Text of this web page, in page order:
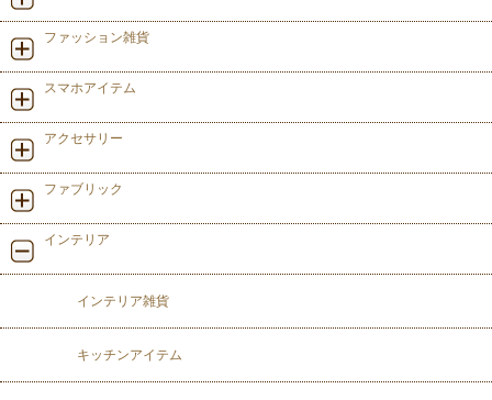
ファッション雑貨
スマホアイテム
アクセサリー
ファブリック
インテリア
インテリア雑貨
キッチンアイテム